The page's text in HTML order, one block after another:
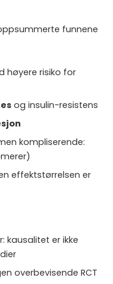
funnene
høyere risiko for
og insulin-resistens
kompliserende:
effektstørrelsen er
kausalitet er ikke
overbevisende RCT